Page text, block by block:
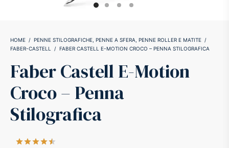
HOME / PENNE STILOGRAFICHE, PENNE A SFERA, PENNE ROLLER E MATITE /
FABER-CASTELL
/ FABER CASTELL E-MOTION CROCO – PENNA STILOGRAFICA
Faber Castell E-Motion
Croco – Penna
Stilografica
Matic
Penne Roller